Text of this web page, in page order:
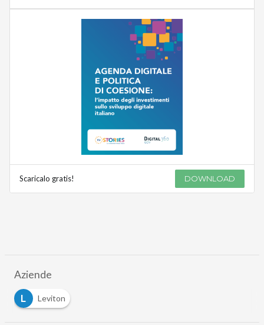
Scaricalo gratis! DOWNLOAD
Aziende
L
Leviton